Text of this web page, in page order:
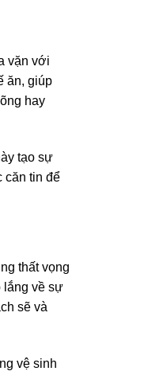
vặn với
ăn, giúp
hay
tạo sự
căn tin để
thất vọng
lắng về sự
sẽ và
vệ sinh